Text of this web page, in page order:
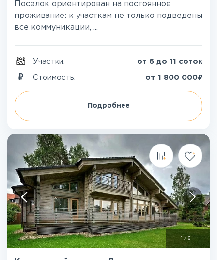
Поселок ориентирован на постоянное
проживание: к участкам не только подведены
все коммуникации, ...
Участки: от 6 до 11 соток
Стоимость: от 1 800 000₽
Подробнее
/ 6